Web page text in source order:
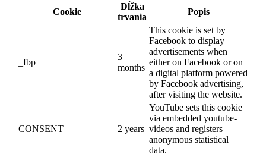
Cookie
Dĺžka
trvania
Popis
_fbp
3
months
This cookie is set by
Facebook to display
advertisements when
either on Facebook or on
a digital platform powered
by Facebook advertising,
after visiting the website.
CONSENT 2 years
YouTube sets this cookie
via embedded youtube-
videos and registers
anonymous statistical
data.